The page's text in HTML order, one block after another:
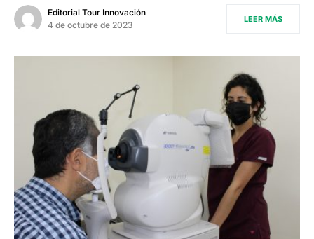
Editorial Tour Innovación
4 de octubre de 2023
LEER MÁS